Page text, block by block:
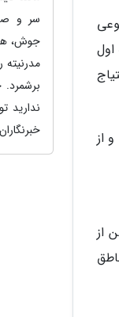
از
از
سر و
جوش،
ندارید